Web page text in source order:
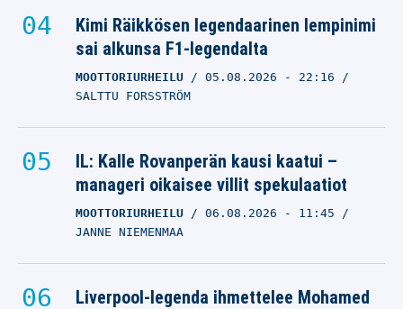
Kimi Räikkösen legendaarinen lempinimi
sai alkunsa F1-legendalta
MOOTTORIURHEILU 05.08.2026 - 22:16
SALTTU FORSSTRÖM
IL: Kalle Rovanperän kausi kaatui –
manageri oikaisee villit spekulaatiot
MOOTTORIURHEILU 06.08.2026 - 11:45
JANNE NIEMENMAA
Liverpool-legenda ihmettelee Mohamed